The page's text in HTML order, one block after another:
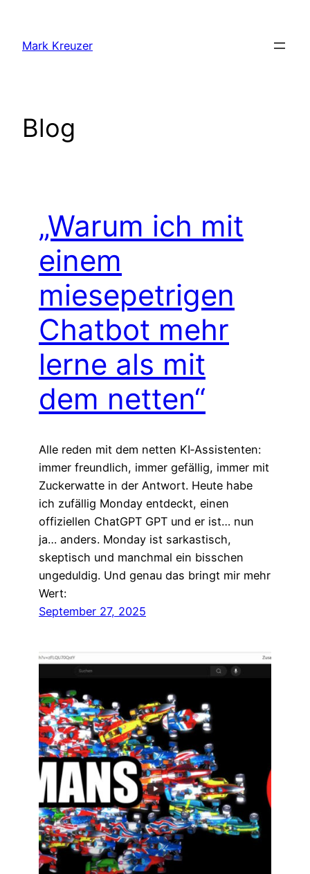
springen
Mark Kreuzer
Blog
„Warum ich mit
einem
miesepetrigen
Chatbot mehr
lerne als mit
dem netten“
Alle reden mit dem netten KI‑Assistenten:
immer freundlich, immer gefällig, immer mit
Zuckerwatte in der Antwort. Heute habe
ich zufällig Monday entdeckt, einen
offiziellen ChatGPT GPT und er ist… nun
ja… anders. Monday ist sarkastisch,
skeptisch und manchmal ein bisschen
ungeduldig. Und genau das bringt mir mehr
Wert:
September 27, 2025